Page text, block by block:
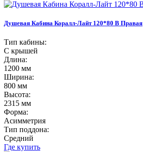
Душевая Кабина Коралл-Лайт 120*80 В Правая
Тип кабины:
С крышей
Длина:
1200 мм
Ширина:
800 мм
Высота:
2315 мм
Форма:
Асимметрия
Тип поддона:
Средний
Где купить